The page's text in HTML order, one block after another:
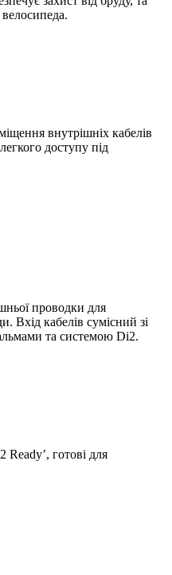
внутрішніх кабелів
доступу під
проводки для
Вхід кабелів сумісний зі
та системою Di2.
готові для